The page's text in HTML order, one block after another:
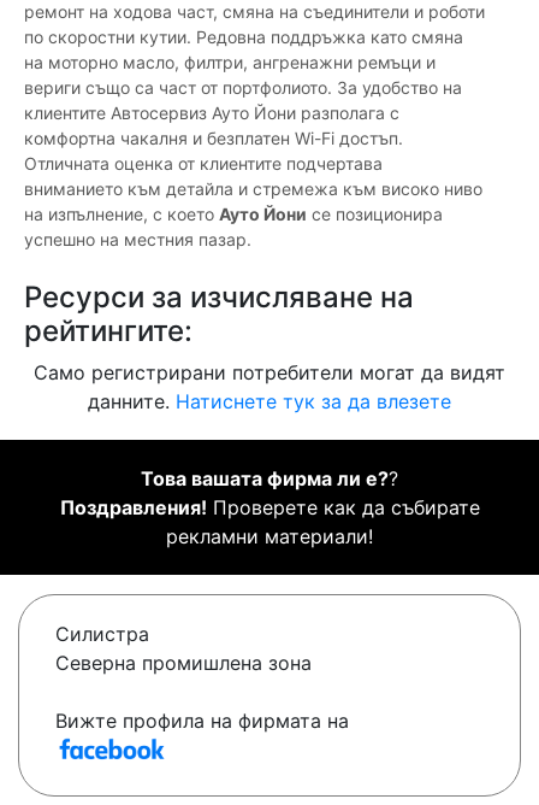
ремонт на ходова част, смяна на съединители и роботи
по скоростни кутии. Редовна поддръжка като смяна
на моторно масло, филтри, ангренажни ремъци и
вериги също са част от портфолиото. За удобство на
клиентите Автосервиз Ауто Йони разполага с
комфортна чакалня и безплатен Wi-Fi достъп.
Отличната оценка от клиентите подчертава
вниманието към детайла и стремежа към високо ниво
на изпълнение, с което Ауто Йони се позиционира
успешно на местния пазар.
Ресурси за изчисляване на
рейтингите:
Само регистрирани потребители могат да видят
данните. Натиснете тук за да влезете
Това вашата фирма ли е??
Поздравления! Проверете как да събирате
рекламни материали!
Силистра
Северна промишлена зона
Вижте профила на фирмата на